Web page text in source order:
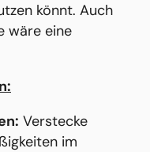
könnt. Auch
wäre eine
Verstecke
im